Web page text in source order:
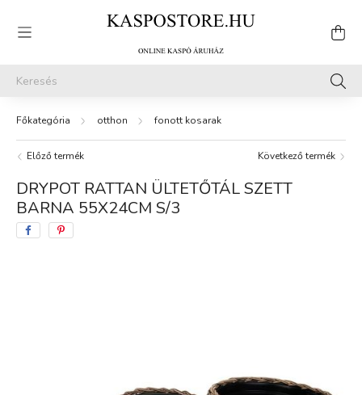
otthon fonott kosarak
Előző termék Következő termék
DRYPOT RATTAN ÜLTETŐTÁL SZETT
BARNA 55X24CM S/3